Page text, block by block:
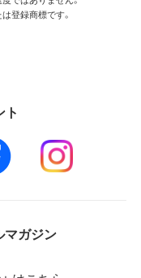
登録商標です。
ト
マガジン